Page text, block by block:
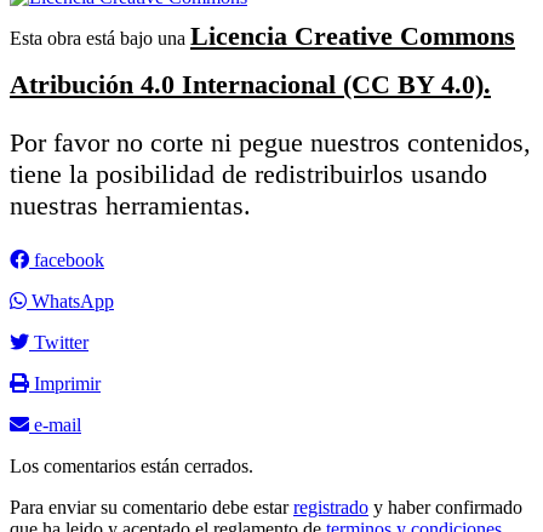
Esta obra está bajo una Licencia Creative Commons
Atribución 4.0 Internacional (CC BY 4.0).
Por favor no corte ni pegue nuestros contenidos,
tiene la posibilidad de redistribuirlos usando
nuestras herramientas.
facebook
WhatsApp
Twitter
Imprimir
e-mail
Los comentarios están cerrados.
Para enviar su comentario debe estarregistrado y haber confirmado